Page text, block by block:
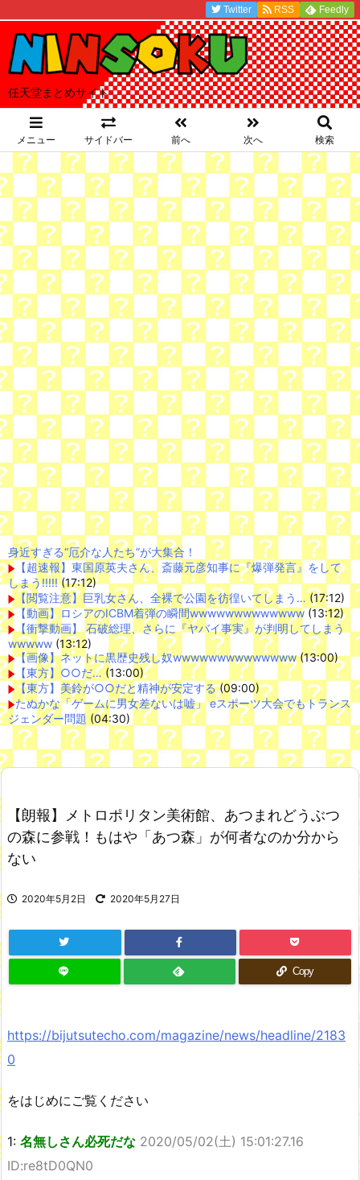
任天堂まとめサイト
メニュー サイドバー 前へ 次へ 検索
Twitter RSS Feedly
身近すぎる“厄介な人たち”が大集合！
【超速報】東国原英夫さん、斎藤元彦知事に『爆弾発言』をして
しまう!!!!!(17:12)
【閲覧注意】巨乳女さん、全裸で公園を彷徨いてしまう… (17:12)
【動画】ロシアのICBM着弾の瞬間wwwwwwwwwwwww(13:12)
【衝撃動画】 石破総理、さらに『ヤバイ事実』が判明してしまう
wwwww (13:12)
【画像】ネットに黒歴史残し奴wwwwwwwwwwwwww(13:00)
【東方】○○だ…(13:00)
【東方】美鈴が○○だと精神が安定する(09:00)
たぬかな「ゲームに男女差ないは嘘」 eスポーツ大会でもトランス
ジェンダー問題 (04:30)
Powered by livedoor 相互RSS
【悲報】お弁当屋さん、消費税が下がっても値段据え置き NEW!
舌を絡ませて、唾液交換して── ちゅっちゅしながらの濃厚エッ
韓国人「現在、日本人が苦々しい気持ちで韓国を見ている理由が
応
七ツ森りり ご令嬢と召使いの禁断の恋…1日だけ許された夫婦と
しての時間をひたすら愛し合う。
【朗報】メトロポリタン美術館、あつまれどうぶつ
の森に参戦！もはや「あつ森」が何者なのか分から
ない
2020年5月2日 2020年5月27日
Copy
https://bijutsutecho.com/magazine/news/headline/2183
0
をはじめにご覧ください
1: 名無しさん必死だな 2020/05/02(土) 15:01:27.16
ID:re8tD0QN0